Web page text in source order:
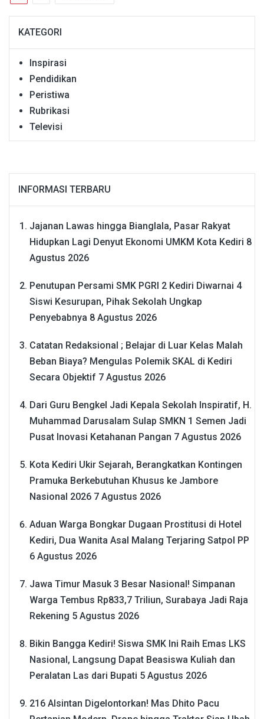
KATEGORI
Inspirasi
Pendidikan
Peristiwa
Rubrikasi
Televisi
INFORMASI TERBARU
Jajanan Lawas hingga Bianglala, Pasar Rakyat
Hidupkan Lagi Denyut Ekonomi UMKM Kota Kediri 8
Agustus 2026
Penutupan Persami SMK PGRI 2 Kediri Diwarnai 4
Siswi Kesurupan, Pihak Sekolah Ungkap
Penyebabnya 8 Agustus 2026
Catatan Redaksional ; Belajar di Luar Kelas Malah
Beban Biaya? Mengulas Polemik SKAL di Kediri
Secara Objektif 7 Agustus 2026
Dari Guru Bengkel Jadi Kepala Sekolah Inspiratif, H.
Muhammad Darusalam Sulap SMKN 1 Semen Jadi
Pusat Inovasi Ketahanan Pangan 7 Agustus 2026
Kota Kediri Ukir Sejarah, Berangkatkan Kontingen
Pramuka Berkebutuhan Khusus ke Jambore
Nasional 2026 7 Agustus 2026
Aduan Warga Bongkar Dugaan Prostitusi di Hotel
Kediri, Dua Wanita Asal Malang Terjaring Satpol PP
6 Agustus 2026
Jawa Timur Masuk 3 Besar Nasional! Simpanan
Warga Tembus Rp833,7 Triliun, Surabaya Jadi Raja
Rekening 5 Agustus 2026
Bikin Bangga Kediri! Siswa SMK Ini Raih Emas LKS
Nasional, Langsung Dapat Beasiswa Kuliah dan
Peralatan Las dari Bupati 5 Agustus 2026
216 Alsintan Digelontorkan! Mas Dhito Pacu